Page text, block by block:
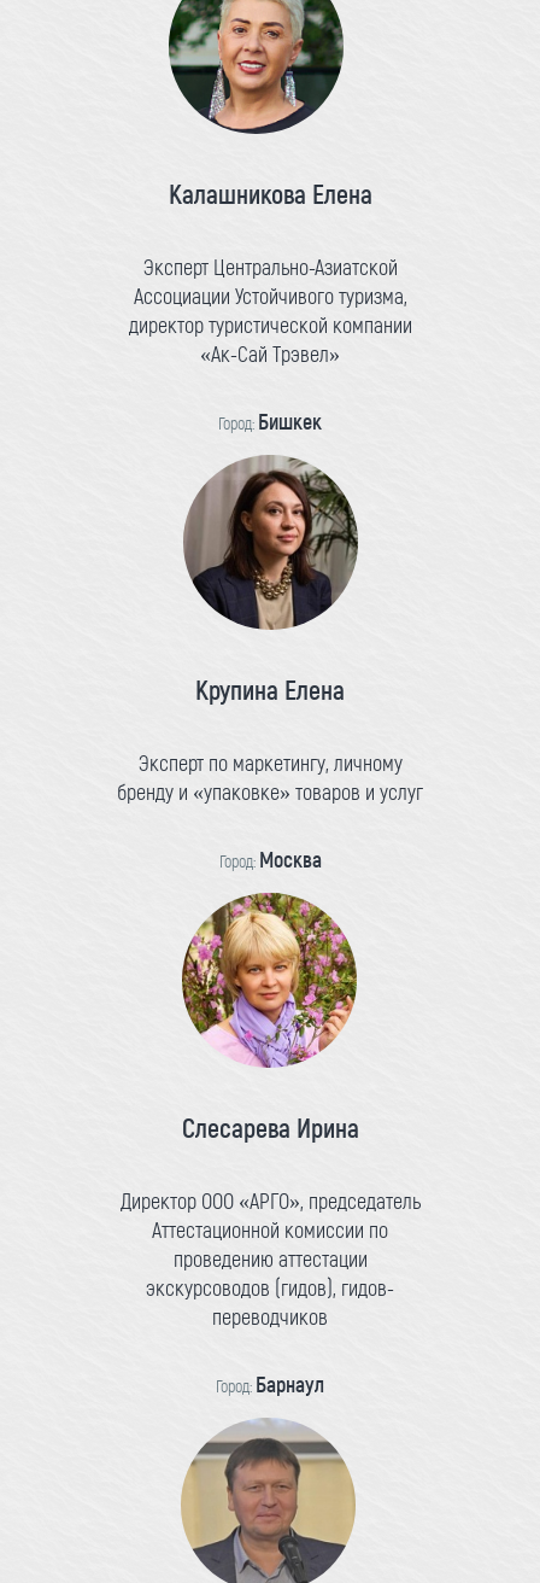
Калашникова Елена
Эксперт Центрально-Азиатской
Ассоциации Устойчивого туризма,
директор туристической компании
«Ак-Сай Трэвел»
Город: Бишкек
Крупина Елена
Эксперт по маркетингу, личному
бренду и «упаковке» товаров и услуг
Город: Москва
Слесарева Ирина
Директор ООО «АРГО», председатель
Аттестационной комиссии по
проведению аттестации
экскурсоводов (гидов), гидов-
переводчиков
Город: Барнаул